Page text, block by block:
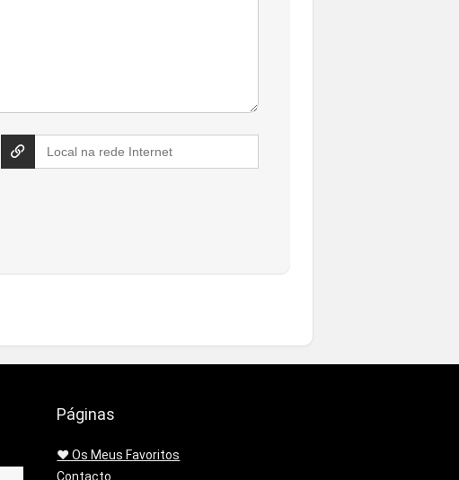
Páginas
❤️ Os Meus Favoritos
Contacto